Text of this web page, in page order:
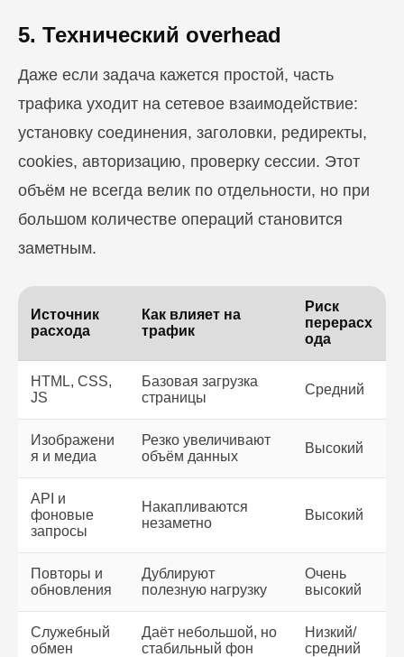
5. Технический overhead
Даже если задача кажется простой, часть
трафика уходит на сетевое взаимодействие:
установку соединения, заголовки, редиректы,
cookies, авторизацию, проверку сессии. Этот
объём не всегда велик по отдельности, но при
большом количестве операций становится
заметным.
Источник
расхода
Как влияет на
трафик
Риск
перерасх
ода
HTML, CSS,
JS
Базовая загрузка
страницы
Средний
Изображени
я и медиа
Резко увеличивают
объём данных
Высокий
API и
фоновые
запросы
Накапливаются
незаметно
Высокий
Повторы и
обновления
Дублируют
полезную нагрузку
Очень
высокий
Служебный
обмен
Даёт небольшой, но
стабильный фон
Низкий/
средний